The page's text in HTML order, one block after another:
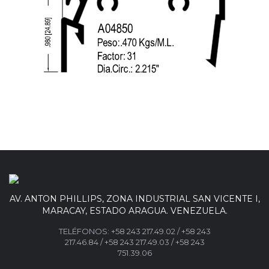
AV. ANTON PHILLIPS, ZONA INDUSTRIAL SAN VICENTE I,
MARACAY, ESTADO ARAGUA. VENEZUELA.
TELÉFONOS: +58 243 217.49.02/+58 243
217.46.84/+58 243 217.49.03 /+58 243
751.39.06